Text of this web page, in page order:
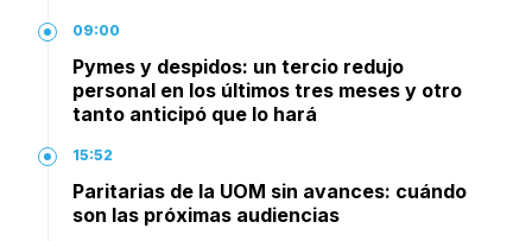
09:00
Pymes y despidos: un tercio redujo
personal en los últimos tres meses y otro
tanto anticipó que lo hará
15:52
Paritarias de la UOM sin avances: cuándo
son las próximas audiencias